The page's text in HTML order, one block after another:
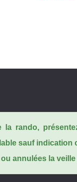
rando,
sauf indication
annulées la